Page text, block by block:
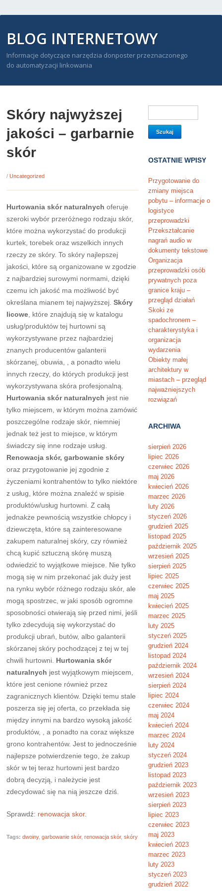
BLOG INTERNETOWY
Informacje dotyczące narzędzia donposter przeznaczonego
do automatyzacji linkowania
Skóry najwyższej
jakości – garbarnie
skór
/Uncategorized
Hurtowania skór naturalnych oferuje
szeroki wybór przeróżnego rodzaju skór,
które można wykorzystać do produkcji
kurtek, torebek oraz wszelkich innych
rzeczy ze skóry. To skóry najlepszej
jakości, które są organizowane w zgodzie
z najbardziej surowymi normami, dzięki
czemu ich jakość ma możliwość być
określana mianem tej najwyższej.Skóry
licowe , które znajdują się w katalogu
usług/produktów tej hurtowni są
wykorzystywane przez najbardziej
znanych producentów galanterii
skórzanej, obuwia, , a ponadto wielu
innych rzeczy, do których produkcji jest
wykorzystywana skóra profesjonalną.
Hurtowania skór naturalnych jest nie
tylko miejscem, w którym można zamówić
poszczególne rodzaje skór, niemniej
jednak też jest to miejsce, w którym
świadczy się inne rodzaje usług.
Renowacja skór, garbowanie skóry
oraz przygotowanie jej zgodnie z
życzeniami kontrahentów to tylko niektóre
z usług, które można znaleźć w spisie
produktów/usług hurtowni. Z całą
jednakże pewnością wszystkie chłopcy i
dziewczęta, które są zainteresowane
zakupem naturalnej skóry, czy również
chcą kupić sztuczną skórę muszą
odwiedzić to wyjątkowe miejsce. Nie tylko
mogą się w nim przekonać jak duży jest
na rynku wybór różnego rodzaju skór, ale
mogą spostrzec, w jaki sposób ogromne
sposobności otwierają się przed nimi, jeśli
tylko zdecydują się wykorzystać do
produkcji ubrań, butów, albo galanterii
skórzanej skóry pochodzącej z tej w tej
chwili hurtowni. Hurtowania skór
naturalnych jest wyjątkowym miejscem,
które jest cenione również przez
zagranicznych klientów. Dzięki temu stale
poszerza się jej oferta, co przekłada się
między innymi na bardzo wysoką jakość
produktów, , a ponadto na coraz większe
grono kontrahentów. Jest to jednocześnie
najlepsze potwierdzenie tego, że zakup
skór w tej teraz hurtowni jest bardzo
dobrą decyzją, i należycie jest
zdecydować się na nią jeszcze dziś.
Sprawdź: renowacja skor.
Tags: dwoiny,garbowanie skór,renowacja skór,skóry
OSTATNIE WPISY
Przygotowanie do
zmiany miejsca
pobytu – informacje o
logistyce
przeprowadzki
Przekształcanie
nagrań audio w
dokumenty tekstowe
Organizacja
przeprowadzki osób
prywatnych poza
granice kraju –
przegląd działań
Skoki ze
spadochronem –
charakterystyka i
organizacja
wydarzenia
Obiekty małej
architektury w
miastach – przegląd
najważniejszych
rozwiązań
ARCHIWA
sierpień 2026
lipiec 2026
czerwiec 2026
maj 2026
kwiecień 2026
marzec 2026
luty 2026
styczeń 2026
grudzień 2025
listopad 2025
październik 2025
wrzesień 2025
sierpień 2025
lipiec 2025
czerwiec 2025
maj 2025
kwiecień 2025
marzec 2025
luty 2025
styczeń 2025
grudzień 2024
listopad 2024
październik 2024
wrzesień 2024
sierpień 2024
lipiec 2024
czerwiec 2024
maj 2024
kwiecień 2024
marzec 2024
luty 2024
styczeń 2024
grudzień 2023
listopad 2023
październik 2023
wrzesień 2023
sierpień 2023
lipiec 2023
czerwiec 2023
maj 2023
kwiecień 2023
marzec 2023
luty 2023
styczeń 2023
grudzień 2022